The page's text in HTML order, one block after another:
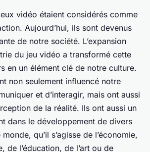
vidéo étaient considérés comme
Aujourd’hui, ils sont devenus
de notre société. L’expansion
du jeu vidéo a transformé cette
en un élément clé de notre culture.
non seulement influencé notre
et d’interagir, mais ont aussi
de la réalité. Ils ont aussi un
dans le développement de divers
qu’il s’agisse de l’économie,
de l’éducation, de l’art ou de